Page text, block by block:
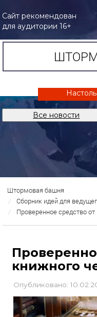
Сайт рекомендован
для аудитории 16+
Все новости
Штормовая башня
Сборник идей для
Проверенное средство
книжного
Опубликовано: